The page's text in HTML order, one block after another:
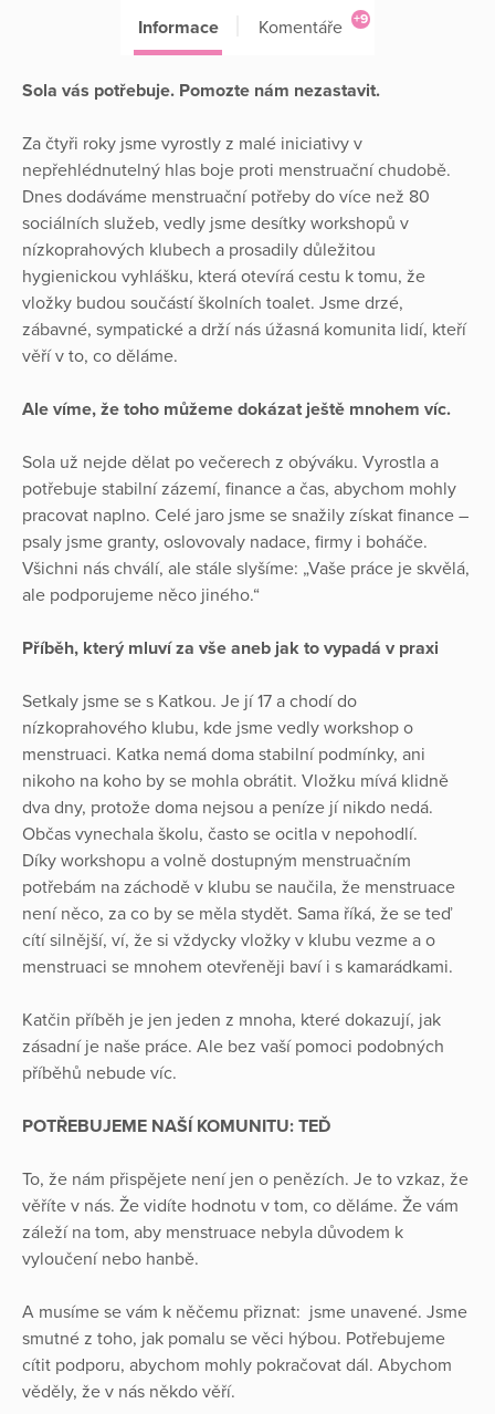
Informace Komentáře +9
Sola vás potřebuje. Pomozte nám nezastavit.
Za čtyři roky jsme vyrostly z malé iniciativy v
nepřehlédnutelný hlas boje proti menstruační chudobě.
Dnes dodáváme menstruační potřeby do více než 80
sociálních služeb, vedly jsme desítky workshopů v
nízkoprahových klubech a prosadily důležitou
hygienickou vyhlášku, která otevírá cestu k tomu, že
vložky budou součástí školních toalet. Jsme drzé,
zábavné, sympatické a drží nás úžasná komunita lidí, kteří
věří v to, co děláme.
Ale víme, že toho můžeme dokázat ještě mnohem víc.
Sola už nejde dělat po večerech z obýváku. Vyrostla a
potřebuje stabilní zázemí, finance a čas, abychom mohly
pracovat naplno. Celé jaro jsme se snažily získat finance –
psaly jsme granty, oslovovaly nadace, firmy i boháče.
Všichni nás chválí, ale stále slyšíme: „Vaše práce je skvělá,
ale podporujeme něco jiného.“
Příběh, který mluví za vše aneb jak to vypadá v praxi
Setkaly jsme se s Katkou. Je jí 17 a chodí do
nízkoprahového klubu, kde jsme vedly workshop o
menstruaci. Katka nemá doma stabilní podmínky, ani
nikoho na koho by se mohla obrátit. Vložku mívá klidně
dva dny, protože doma nejsou a peníze jí nikdo nedá.
Občas vynechala školu, často se ocitla v nepohodlí.
Díky workshopu a volně dostupným menstruačním
potřebám na záchodě v klubu se naučila, že menstruace
není něco, za co by se měla stydět. Sama říká, že se teď
cítí silnější, ví, že si vždycky vložky v klubu vezme a o
menstruaci se mnohem otevřeněji baví i s kamarádkami.
Katčin příběh je jen jeden z mnoha, které dokazují, jak
zásadní je naše práce. Ale bez vaší pomoci podobných
příběhů nebude víc.
POTŘEBUJEME NAŠÍ KOMUNITU: TEĎ
To, že nám přispějete není jen o penězích. Je to vzkaz, že
věříte v nás. Že vidíte hodnotu v tom, co děláme. Že vám
záleží na tom, aby menstruace nebyla důvodem k
vyloučení nebo hanbě.
A musíme se vám k něčemu přiznat: jsme unavené. Jsme
smutné z toho, jak pomalu se věci hýbou. Potřebujeme
cítit podporu, abychom mohly pokračovat dál. Abychom
věděly, že v nás někdo věří.